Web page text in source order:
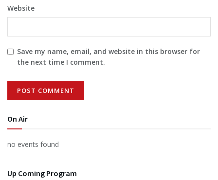
Website
Save my name, email, and website in this browser for
the next time I comment.
On Air
no events found
Up Coming Program